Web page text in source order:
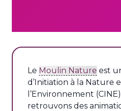
Le Moulin Nature est
d’Initiation à la Nature
l’Environnement
retrouvons des